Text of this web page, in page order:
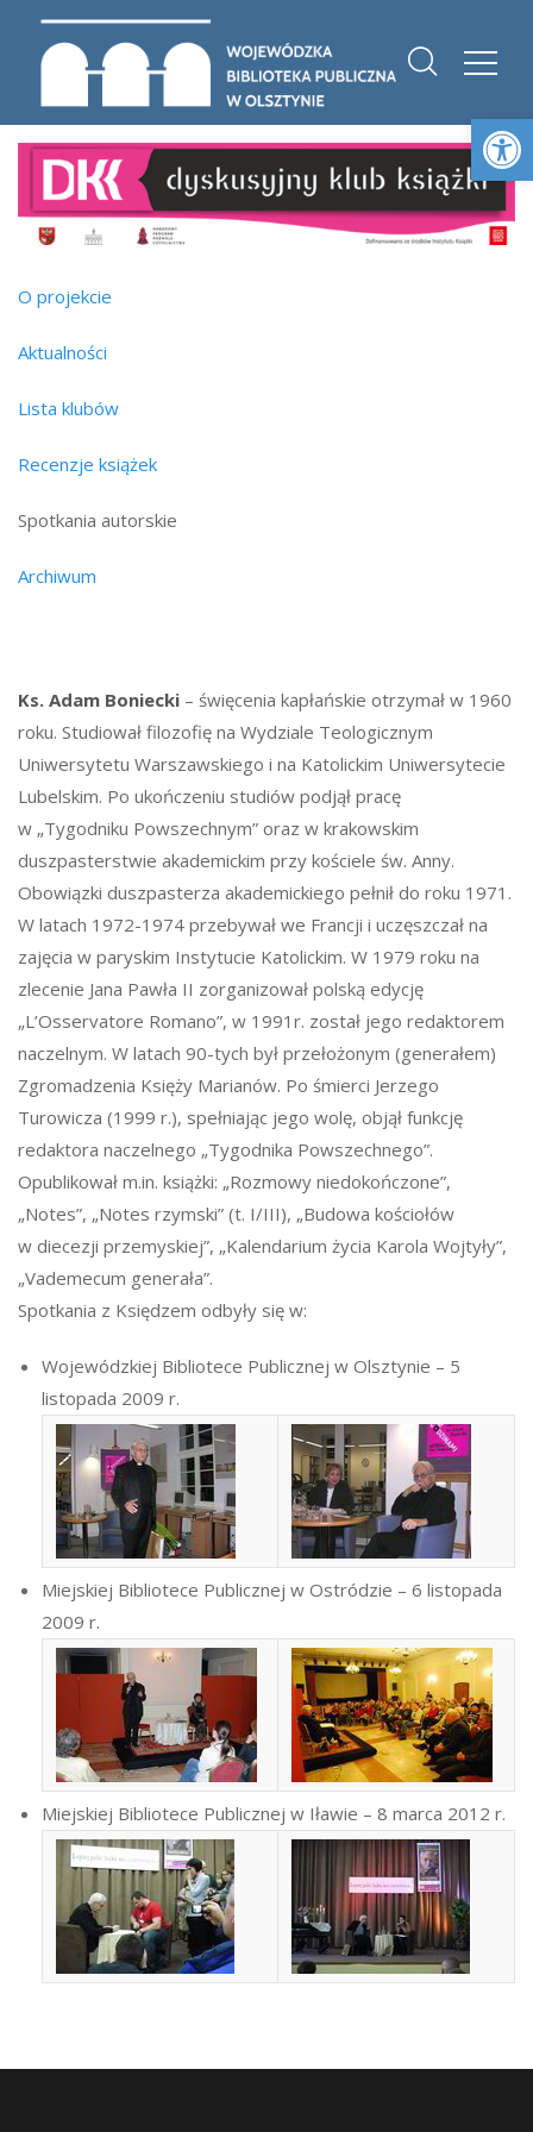
O projekcie
Aktualności
Lista klubów
Recenzje książek
Spotkania autorskie
Archiwum
Ks. Adam Boniecki – święcenia kapłańskie otrzymał w 1960
roku. Studiował filozofię na Wydziale Teologicznym
Uniwersytetu Warszawskiego i na Katolickim Uniwersytecie
Lubelskim. Po ukończeniu studiów podjął pracę
w „Tygodniku Powszechnym” oraz w krakowskim
duszpasterstwie akademickim przy kościele św. Anny.
Obowiązki duszpasterza akademickiego pełnił do roku 1971.
W latach 1972-1974 przebywał we Francji i uczęszczał na
zajęcia w paryskim Instytucie Katolickim. W 1979 roku na
zlecenie Jana Pawła II zorganizował polską edycję
„L’Osservatore Romano”, w 1991r. został jego redaktorem
naczelnym. W latach 90-tych był przełożonym (generałem)
Zgromadzenia Księży Marianów. Po śmierci Jerzego
Turowicza (1999 r.), spełniając jego wolę, objął funkcję
redaktora naczelnego „Tygodnika Powszechnego”.
Opublikował m.in. książki: „Rozmowy niedokończone”,
„Notes”, „Notes rzymski” (t. I/III), „Budowa kościołów
w diecezji przemyskiej”, „Kalendarium życia Karola Wojtyły”,
„Vademecum generała”.
Spotkania z Księdzem odbyły się w:
Wojewódzkiej Bibliotece Publicznej w Olsztynie – 5
listopada 2009 r.
Miejskiej Bibliotece Publicznej w Ostródzie – 6 listopada
2009 r.
Miejskiej Bibliotece Publicznej w Iławie – 8 marca 2012 r.